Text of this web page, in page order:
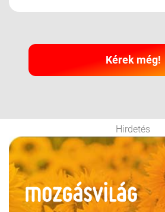
Kérek még!
Hirdetés